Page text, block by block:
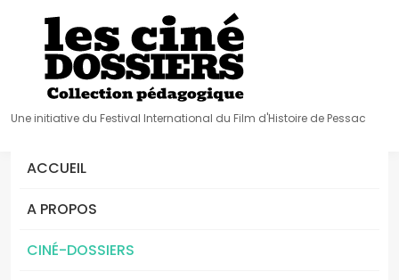
Une initiative du Festival International du Film d'Histoire de Pessac
ACCUEIL
A PROPOS
CINÉ-DOSSIERS